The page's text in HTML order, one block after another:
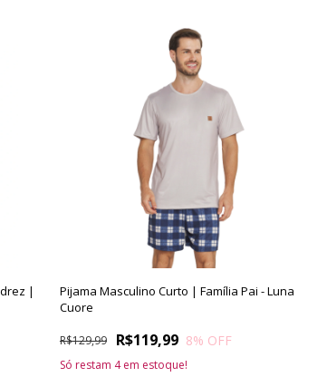
|
Pijama Masculino Curto | Família Pai - Luna
Cuore
R$119,99
R$129,99 8% OFF
Só restam 4em estoque!